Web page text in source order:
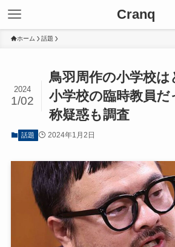
Cranq
ホーム 話題
鳥羽周作の小学校は
小学校の臨時教員だ
称疑惑も調査
2024
1/02
話題 2024年1月2日